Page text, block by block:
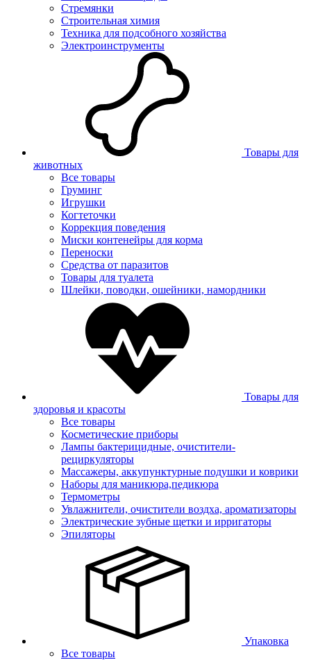
Стремянки
Строительная химия
Техника для подсобного хозяйства
Электроинструменты
Товары для
животных
Все товары
Груминг
Игрушки
Когтеточки
Коррекция поведения
Миски контенейры для корма
Переноски
Средства от паразитов
Товары для туалета
Шлейки, поводки, ошейники, намордники
Товары для
здоровья и красоты
Все товары
Косметические приборы
Лампы бактерицидные, очистители-
рециркуляторы
Массажеры, аккупунктурные подушки и коврики
Наборы для маникюра,педикюра
Термометры
Увлажнители, очистители воздха, ароматизаторы
Электрические зубные щетки и ирригаторы
Эпиляторы
Упаковка
Все товары